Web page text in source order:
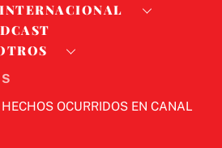
INTERNACIONAL
OCURRIDOS EN CANAL